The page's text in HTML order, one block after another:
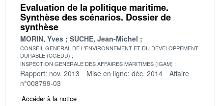
Evaluation de la politique maritime.
Synthèse des scénarios. Dossier de
synthèse
MORIN, Yves SUCHE, Jean-Michel
CONSEIL GENERAL DE L'ENVIRONNEMENT ET DU DEVELOPPEMENT
DURABLE (CGEDD)
INSPECTION GENERALE DES AFFAIRES MARITIMES (IGAM)
Rapport: nov. 2013 Mise en ligne: déc. 2014
Affaire
n°008799-03
Accéder à la notice